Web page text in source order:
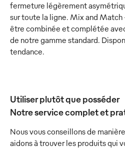
fermeture légèrement
sur toute la ligne. Mix and
être combinée et complétée
de notre gamme standard.
tendance.
Utiliser plutôt que posséder
Notre service complet et
Nous vous conseillons de
aidons à trouver les produits qui